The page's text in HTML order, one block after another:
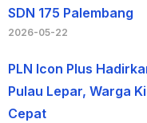
SDN 175 Palembang
2026-05-22
PLN Icon Plus
Pulau Lepar, Warga
Cepat